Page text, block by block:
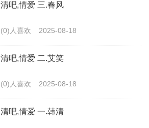
清吧,情爱 三.春风
(0)人喜欢 2025-08-18
清吧,情爱 二.艾笑
(0)人喜欢 2025-08-18
清吧,情爱 一.韩清